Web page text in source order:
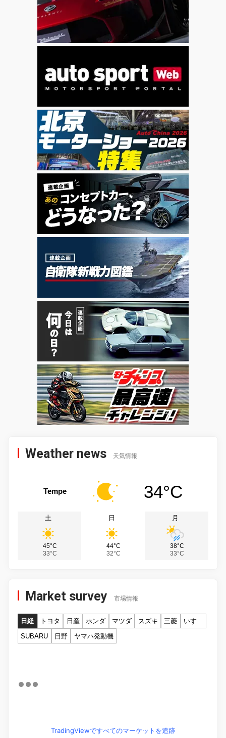
Weather news 天気情報
Tempe 34°C
土
45°C
33°C
日
44°C
32°C
月
38°C
33°C
Market survey 市場情報
日経 トヨタ 日産 ホンダ マツダ スズキ 三菱
いすゞ
SUBARU
日野 ヤマハ発動機
TradingViewですべてのマーケットを追跡